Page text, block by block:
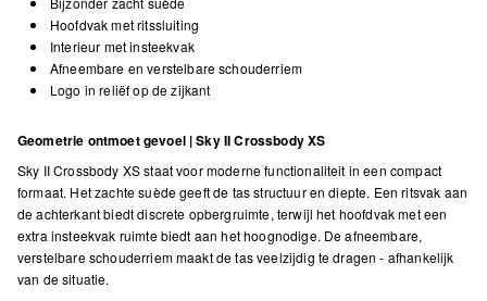
Hoofdvak met ritssluiting
Interieur met insteekvak
Afneembare en verstelbare schouderriem
Logo in reliëf op de zijkant
Geometrie ontmoet gevoel | Sky II Crossbody XS
Sky II Crossbody XS staat voor moderne functionaliteit in een compact
formaat. Het zachte suède geeft de tas structuur en diepte. Een ritsvak aan
de achterkant biedt discrete opbergruimte, terwijl het hoofdvak met een
extra insteekvak ruimte biedt aan het hoognodige. De afneembare,
verstelbare schouderriem maakt de tas veelzijdig te dragen - afhankelijk
van de situatie.